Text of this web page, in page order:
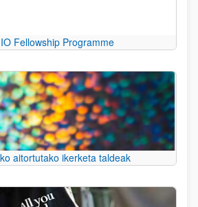
Fellowship Programme
aitortutako ikerketa taldeak